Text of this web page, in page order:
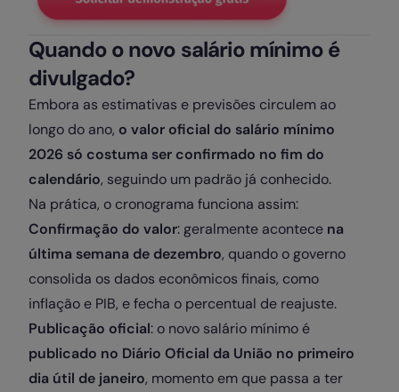
Quando o novo salário mínimo é
divulgado?
Embora as estimativas e previsões circulem ao
longo do ano, o valor oficial do salário mínimo
2026 só costuma ser confirmado no fim do
calendário, seguindo um padrão já conhecido.
Na prática, o cronograma funciona assim:
Confirmação do valor: geralmente acontece na
última semana de dezembro, quando o governo
consolida os dados econômicos finais, como
inflação e PIB, e fecha o percentual de reajuste.
Publicação oficial: o novo salário mínimo é
publicado no Diário Oficial da União no primeiro
dia útil de janeiro, momento em que passa a ter